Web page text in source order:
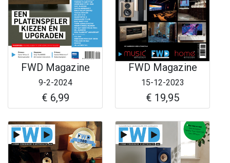
FWD Magazine
9-2-2024
€ 6,99
FWD Magazine
15-12-2023
€ 19,95